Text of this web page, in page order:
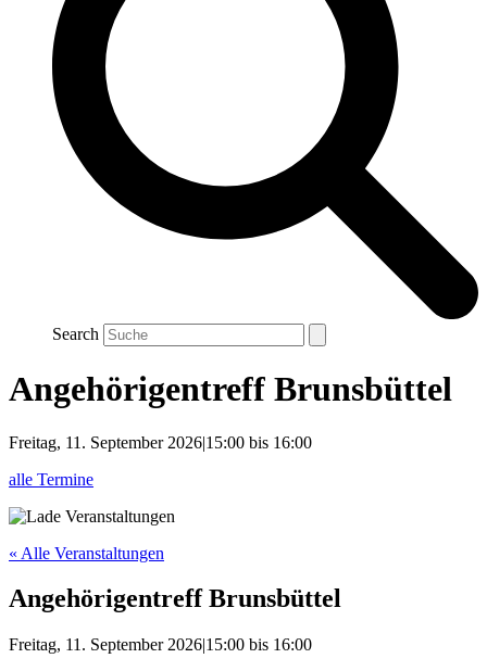
Search
Angehörigentreff Brunsbüttel
Freitag, 11. September 2026|15:00 bis 16:00
alle Termine
« Alle Veranstaltungen
Angehörigentreff Brunsbüttel
Freitag, 11. September 2026|15:00 bis 16:00